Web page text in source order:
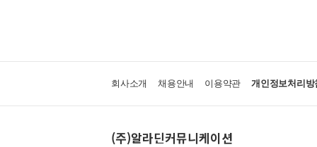
회사소개 채용안내 이용약관 개인정보처리방
(주)알라딘커뮤니케이션